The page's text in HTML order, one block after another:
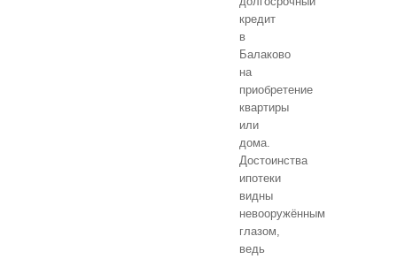
кредит
в
Балаково
на
приобретение
квартиры
или
дома.
Достоинства
ипотеки
видны
невооружённым
глазом,
ведь